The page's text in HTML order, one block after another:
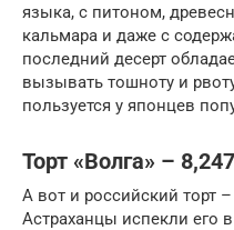
языка, с питоном,
кальмара и даже с
последний десерт
вызывать тошноту и
пользуется у японцев
Торт «Волга» –
А вот и российский торт
Астраханцы испекли его